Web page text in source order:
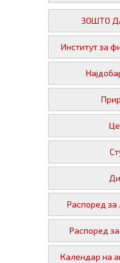
ЗОШТО
Институт за
Распоред за
Распоред
Календар на